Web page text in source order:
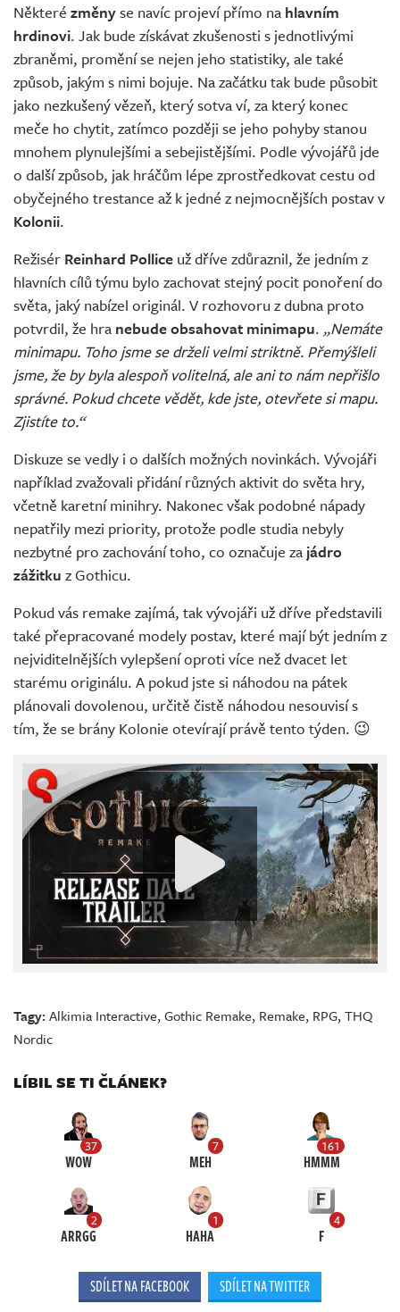
Některé změnyse navíc projeví přímo na hlavním
hrdinovi. Jak bude získávat zkušenosti s jednotlivými
zbraněmi, promění se nejen jeho statistiky, ale také
způsob, jakým s nimi bojuje. Na začátku tak bude působit
jako nezkušený vězeň, který sotva ví, za který konec
meče ho chytit, zatímco později se jeho pohyby stanou
mnohem plynulejšími a sebejistějšími. Podle vývojářů jde
o další způsob, jak hráčům lépe zprostředkovat cestu od
obyčejného trestance až k jedné z nejmocnějších postav v
Kolonii.
Režisér Reinhard Pollice už dříve zdůraznil, že jedním z
hlavních cílů týmu bylo zachovat stejný pocit ponoření do
světa, jaký nabízel originál. V rozhovoru z dubna proto
potvrdil, že hra nebude obsahovat minimapu. „Nemáte
minimapu. Toho jsme se drželi velmi striktně. Přemýšleli
jsme, že by byla alespoň volitelná, ale ani to nám nepřišlo
správné. Pokud chcete vědět, kde jste, otevřete si mapu.
Zjistíte to.“
Diskuze se vedly i o dalších možných novinkách. Vývojáři
například zvažovali přidání různých aktivit do světa hry,
včetně karetní minihry. Nakonec však podobné nápady
nepatřily mezi priority, protože podle studia nebyly
nezbytné pro zachování toho, co označuje za jádro
zážitku z Gothicu.
Pokud vás remake zajímá, tak vývojáři už dříve představili
také přepracované modely postav, které mají být jedním z
nejviditelnějších vylepšení oproti více než dvacet let
starému originálu. A pokud jste si náhodou na pátek
plánovali dovolenou, určitě čistě náhodou nesouvisí s
tím, že se brány Kolonie otevírají právě tento týden. 😉
Tagy:Alkimia Interactive,Gothic Remake, Remake, RPG,THQ
Nordic
LÍBIL SE TI ČLÁNEK?
37
WOW
7
MEH
161
HMMM
2
ARRGG
1
HAHA
4
F
SDÍLET NA FACEBOOK SDÍLET NA TWITTER